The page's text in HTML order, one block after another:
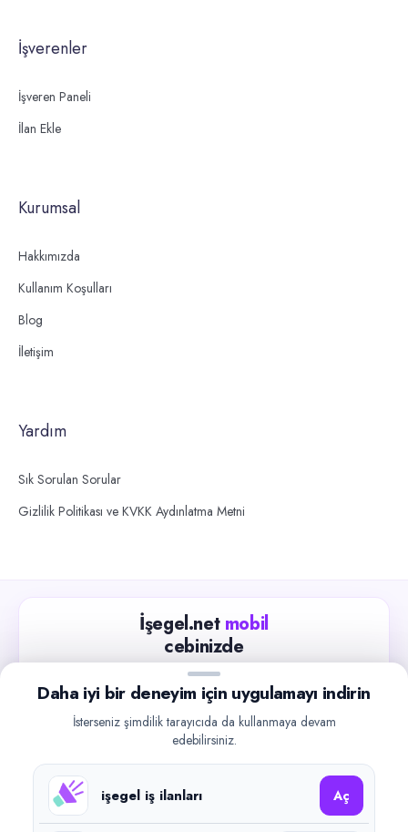
İşverenler
İşveren Paneli
İlan Ekle
Kurumsal
Hakkımızda
Kullanım Koşulları
Blog
İletişim
Yardım
Sık Sorulan Sorular
Gizlilik Politikası ve KVKK Aydınlatma Metni
İşegel.net mobil
cebinizde
Güncel iş ilanlarını takip edin, işverenlerle hızlıca
iletişime geçin.
Google Play
Daha iyi bir deneyim için uygulamayı indirin
İsterseniz şimdilik tarayıcıda da kullanmaya devam
edebilirsiniz.
işegel iş ilanları Aç